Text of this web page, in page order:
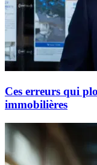
Ces erreurs qui
immobilières